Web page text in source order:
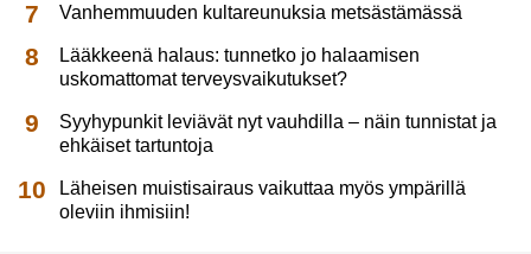
Vanhemmuuden kultareunuksia metsästämässä
Lääkkeenä halaus: tunnetko jo halaamisen
uskomattomat terveysvaikutukset?
Syyhypunkit leviävät nyt vauhdilla – näin tunnistat ja
ehkäiset tartuntoja
Läheisen muistisairaus vaikuttaa myös ympärillä
oleviin ihmisiin!